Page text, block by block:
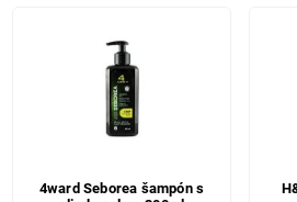
4ward Seborea šampón s